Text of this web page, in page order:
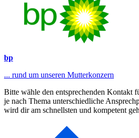
bp
... rund um unseren Mutterkonzern
Bitte wähle den entsprechenden Kontakt
je nach Thema unterschiedliche
wird dir am schnellsten und kompetent